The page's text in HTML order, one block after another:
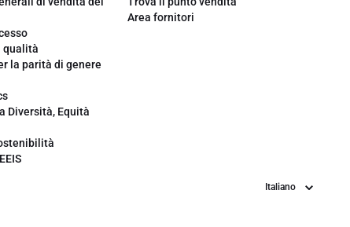
qualità
la parità di genere
Diversità, Equità
Area fornitori
Lingua